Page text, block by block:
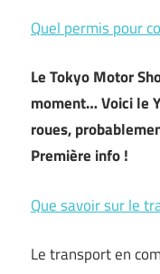
Quel permis pour
Le Tokyo Motor
moment… Voici le
roues,
Première info !
Que savoir sur le
Le transport en